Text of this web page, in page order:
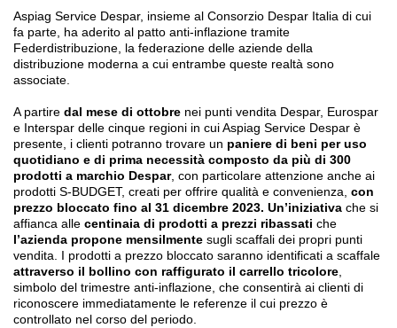
Aspiag Service Despar, insieme al Consorzio Despar Italia di cui
fa parte, ha aderito al patto anti-inflazione tramite
Federdistribuzione, la federazione delle aziende della
distribuzione moderna a cui entrambe queste realtà sono
associate.
A partire dal mese di ottobre nei punti vendita Despar, Eurospar
e Interspar delle cinque regioni in cui Aspiag Service Despar è
presente, i clienti potranno trovare un paniere di beni per uso
quotidiano e di prima necessità composto da più di 300
prodotti a marchio Despar, con particolare attenzione anche ai
prodotti S-BUDGET, creati per offrire qualità e convenienza, con
prezzo bloccato fino al 31 dicembre 2023. Un’iniziativa che si
affianca alle centinaia di prodotti a prezzi ribassati che
l’azienda propone mensilmente sugli scaffali dei propri punti
vendita. I prodotti a prezzo bloccato saranno identificati a scaffale
attraverso il bollino con raffigurato il carrello tricolore,
simbolo del trimestre anti-inflazione, che consentirà ai clienti di
riconoscere immediatamente le referenze il cui prezzo è
controllato nel corso del periodo.